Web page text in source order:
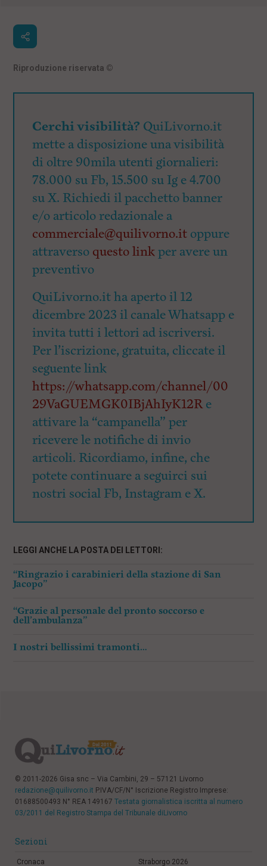
Riproduzione riservata ©
Cerchi visibilità? QuiLivorno.it
mette a disposizione una visibilità
di oltre 90mila utenti giornalieri:
78.000 su Fb, 15.500 su Ig e 4.700
su X. Richiedi il pacchetto banner
e/o articolo redazionale a
commerciale@quilivorno.it oppure
attraverso questo linkper avere un
preventivo
QuiLivorno.it ha aperto il 12
dicembre 2023 il canale Whatsapp e
invita tutti i lettori ad iscriversi.
Per l’iscrizione, gratuita, cliccate il
seguente link
https://whatsapp.com/channel/00
29VaGUEMGK0IBjAhIyK12Re
attivare la “campanella” per
ricevere le notifiche di invio
articoli. Ricordiamo, infine, che
potete continuare a seguirci sui
nostri social Fb, Instagram e X.
LEGGI ANCHE LA POSTA DEI LETTORI:
“Ringrazio i carabinieri della stazione di San
Jacopo”
“Grazie al personale del pronto soccorso e
dell’ambulanza”
I nostri bellissimi tramonti…
© 2011-2026 Gisa snc – Via Cambini, 29 – 57121 Livorno
redazione@quilivorno.it P.IVA/CF/N° Iscrizione Registro Imprese:
01688500493 N° REA 149167 Testata giornalistica iscritta al numero
03/2011 del Registro Stampa del Tribunale diLivorno
Sezioni
Cronaca Straborgo 2026